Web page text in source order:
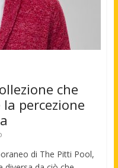
che
percezione
di The Pitti Pool,